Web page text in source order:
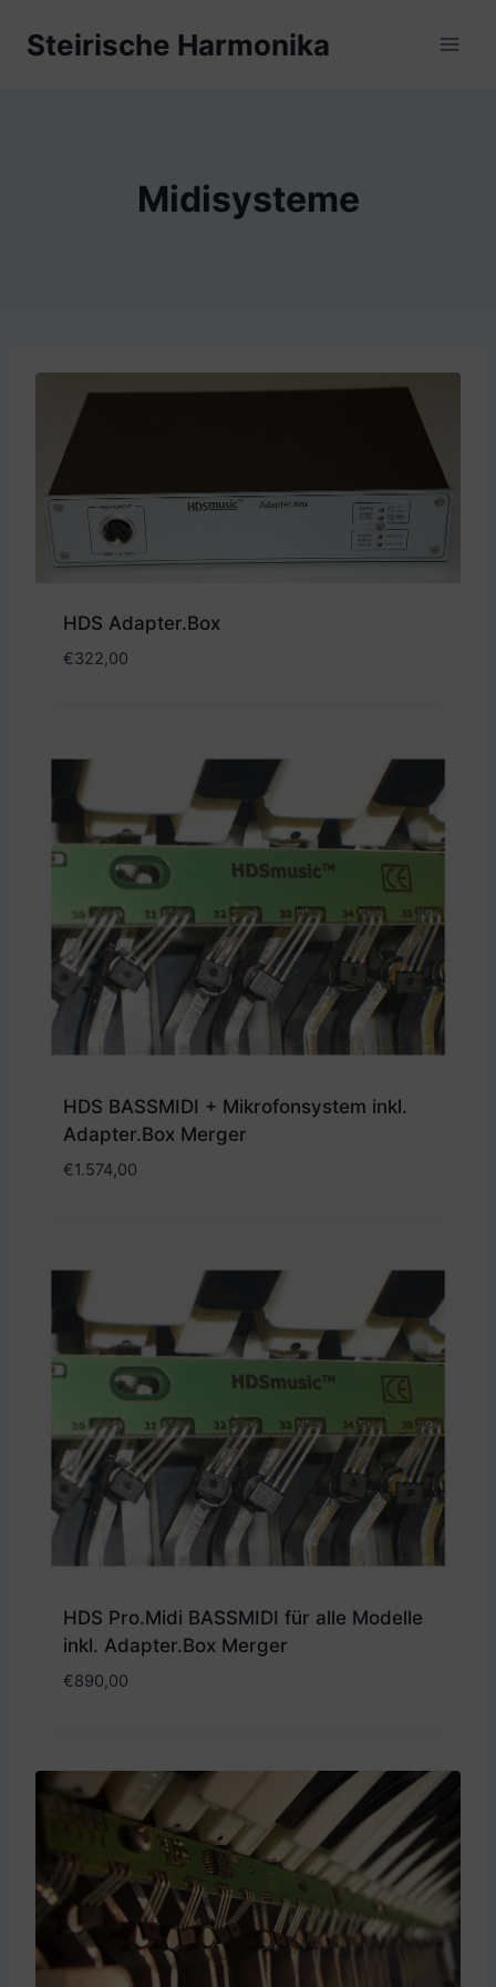
InhaltSteirische Harmonika
Midisysteme
HDS Adapter.Box
€322,00
HDS BASSMIDI + Mikrofonsystem inkl.
Adapter.Box Merger
€1.574,00
HDS Pro.Midi BASSMIDI für alle Modelle
inkl. Adapter.Box Merger
€890,00